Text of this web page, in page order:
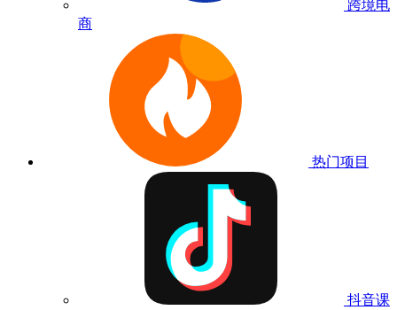
跨境电
商
热门项目
抖音课